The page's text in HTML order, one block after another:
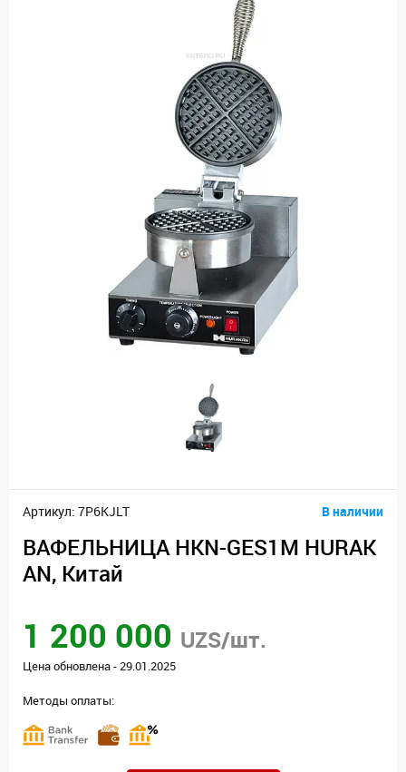
Артикул: 7P6KJLT В наличии
ВАФЕЛЬНИЦА HKN-GES1M HURAK
AN, Китай
1 200 000 UZS/шт.
Цена обновлена - 29.01.2025
Методы оплаты: